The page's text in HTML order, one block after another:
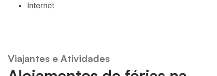
Internet
Viajantes e Atividades